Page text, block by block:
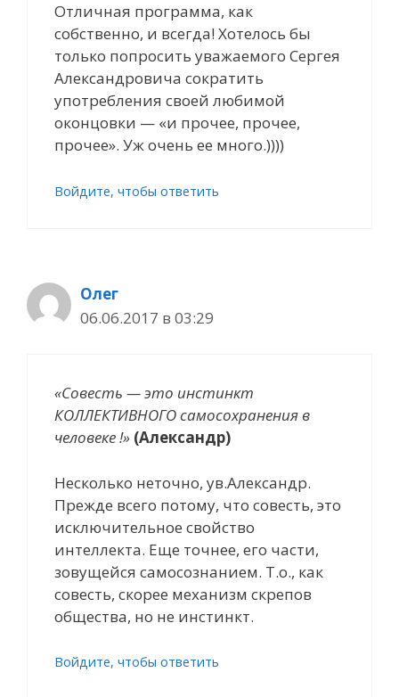
Отличная программа, как
собственно, и всегда! Хотелось бы
только попросить уважаемого Сергея
Александровича сократить
употребления своей любимой
оконцовки — «и прочее, прочее,
прочее». Уж очень ее много.))))
Войдите, чтобы ответить
Олег
06.06.2017 в 03:29
«Совесть — это инстинкт
КОЛЛЕКТИВНОГО самосохранения в
человеке !» (Александр)
Несколько неточно, ув.Александр.
Прежде всего потому, что совесть, это
исключительное свойство
интеллекта. Еще точнее, его части,
зовущейся самосознанием. Т.о., как
совесть, скорее механизм скрепов
общества, но не инстинкт.
Войдите, чтобы ответить